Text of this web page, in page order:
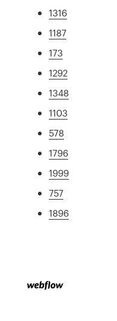
1316
1187
173
1292
1348
1103
578
1796
1999
757
1896